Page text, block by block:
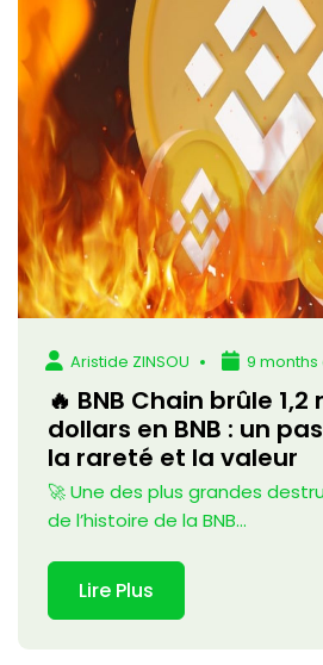
Aristide ZINSOU 9
🔥 BNB Chain brûle
dollars en BNB : un
la rareté et la valeur
🚀 Une des plus grandes
de l’histoire de la BNB...
Lire Plus